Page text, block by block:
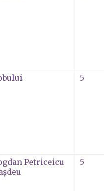
5
Petriceicu
5